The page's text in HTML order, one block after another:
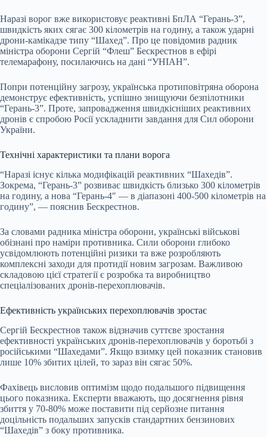
Наразі ворог вже використовує реактивні БпЛА “Герань-3”,
швидкість яких сягає 300 кілометрів на годину, а також ударні
дрони-камікадзе типу “Шахед”. Про це повідомив радник
міністра оборони Сергій “Флеш” Бескрестнов в ефірі
телемарафону, посилаючись на дані “УНІАН”.
Попри потенційну загрозу, українська протиповітряна оборона
демонструє ефективність, успішно знищуючи безпілотники
“Герань-3”. Проте, запровадження швидкісніших реактивних
дронів є спробою Росії ускладнити завдання для Сил оборони
України.
Технічні характеристики та плани ворога
“Наразі існує кілька модифікацій реактивних “Шахедів”.
Зокрема, “Герань-3” розвиває швидкість близько 300 кілометрів
на годину, а нова “Герань-4″ — в діапазоні 400-500 кілометрів на
годину”, — пояснив Бескрестнов.
За словами радника міністра оборони, українські військові
обізнані про наміри противника. Сили оборони глибоко
усвідомлюють потенційні ризики та вже розробляють
комплексні заходи для протидії новим загрозам. Важливою
складовою цієї стратегії є розробка та виробництво
спеціалізованих дронів-перехоплювачів.
Ефективність українських перехоплювачів зростає
Сергій Бескрестнов також відзначив суттєве зростання
ефективності українських дронів-перехоплювачів у боротьбі з
російськими “Шахедами”. Якщо взимку цей показник становив
лише 10% збитих цілей, то зараз він сягає 50%.
Фахівець висловив оптимізм щодо подальшого підвищення
цього показника. Експерти вважають, що досягнення рівня
збиття у 70-80% може поставити під серйозне питання
доцільність подальших запусків стандартних бензинових
“Шахедів” з боку противника.